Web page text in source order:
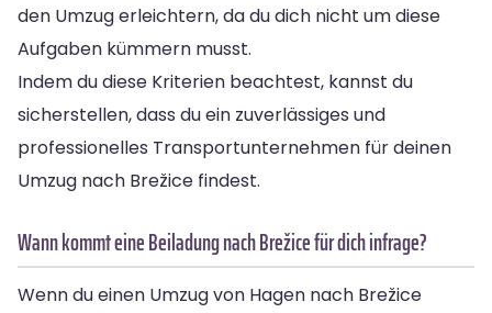
den Umzug erleichtern, da du dich nicht um diese
Aufgaben kümmern musst.
Indem du diese Kriterien beachtest, kannst du
sicherstellen, dass du ein zuverlässiges und
professionelles Transportunternehmen für deinen
Umzug nach Brežice findest.
Wann kommt eine Beiladung nach Brežice für dich infrage?
Wenn du einen Umzug von Hagen nach Brežice